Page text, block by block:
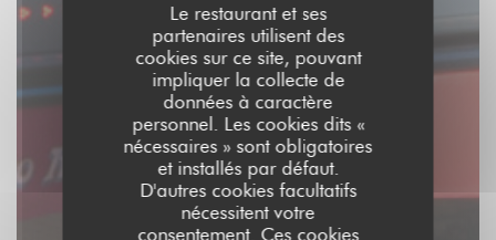
Le restaurant et ses
partenaires utilisent des
cookies sur ce site, pouvant
impliquer la collecte de
données à caractère
personnel. Les cookies dits «
nécessaires » sont obligatoires
et installés par défaut.
D'autres cookies facultatifs
nécessitent votre
consentement. Ces cookies